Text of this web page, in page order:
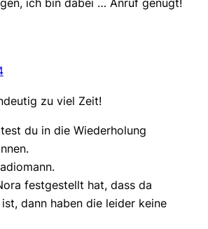
ich bin dabei … Anruf genügt!
zu viel Zeit!
du in die Wiederholung
festgestellt hat, dass da
dann haben die leider keine